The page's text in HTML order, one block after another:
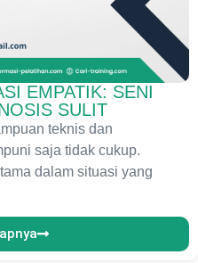
EMPATIK: SENI
SULIT
teknis dan
saja tidak cukup.
dalam situasi yang